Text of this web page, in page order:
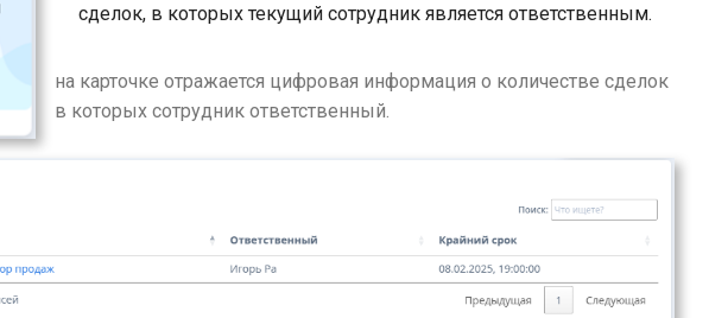
сделок, в которых текущий сотрудник является ответственным.
на карточке отражается цифровая информация о количестве сделок
в которых сотрудник ответственный.